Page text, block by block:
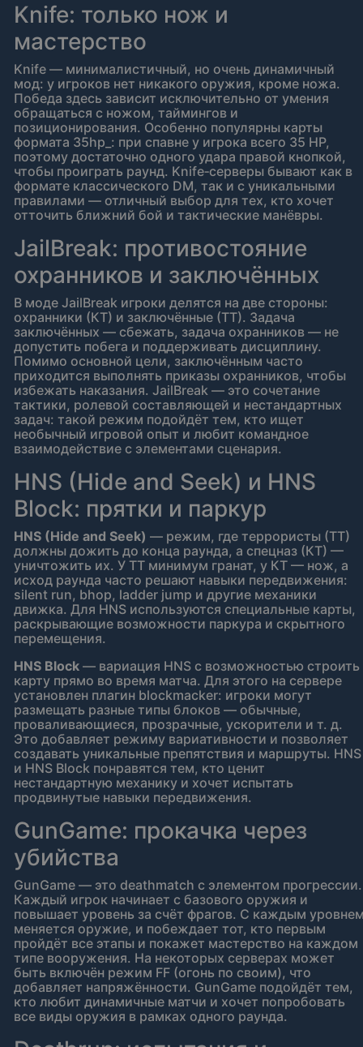
Knife: только нож и
мастерство
Knife — минималистичный, но очень динамичный
мод: у игроков нет никакого оружия, кроме ножа.
Победа здесь зависит исключительно от умения
обращаться с ножом, таймингов и
позиционирования. Особенно популярны карты
формата 35hp_: при спавне у игрока всего 35 HP,
поэтому достаточно одного удара правой кнопкой,
чтобы проиграть раунд. Knife‑серверы бывают как в
формате классического DM, так и с уникальными
правилами — отличный выбор для тех, кто хочет
отточить ближний бой и тактические манёвры.
JailBreak: противостояние
охранников и заключённых
В моде JailBreak игроки делятся на две стороны:
охранники (КТ) и заключённые (ТТ). Задача
заключённых — сбежать, задача охранников — не
допустить побега и поддерживать дисциплину.
Помимо основной цели, заключённым часто
приходится выполнять приказы охранников, чтобы
избежать наказания. JailBreak — это сочетание
тактики, ролевой составляющей и нестандартных
задач: такой режим подойдёт тем, кто ищет
необычный игровой опыт и любит командное
взаимодействие с элементами сценария.
HNS (Hide and Seek) и HNS
Block: прятки и паркур
HNS (Hide and Seek) — режим, где террористы (ТТ)
должны дожить до конца раунда, а спецназ (КТ) —
уничтожить их. У ТТ минимум гранат, у КТ — нож, а
исход раунда часто решают навыки передвижения:
silent run, bhop, ladder jump и другие механики
движка. Для HNS используются специальные карты,
раскрывающие возможности паркура и скрытного
перемещения.
HNS Block — вариация HNS с возможностью строить
карту прямо во время матча. Для этого на сервере
установлен плагин blockmacker: игроки могут
размещать разные типы блоков — обычные,
проваливающиеся, прозрачные, ускорители и т. д.
Это добавляет режиму вариативности и позволяет
создавать уникальные препятствия и маршруты. HNS
и HNS Block понравятся тем, кто ценит
нестандартную механику и хочет испытать
продвинутые навыки передвижения.
GunGame: прокачка через
убийства
GunGame — это deathmatch с элементом прогрессии.
Каждый игрок начинает с базового оружия и
повышает уровень за счёт фрагов. С каждым
меняется оружие, и побеждает тот, кто первым
пройдёт все этапы и покажет мастерство на каждом
типе вооружения. На некоторых серверах может
быть включён режим FF (огонь по своим), что
добавляет напряжённости. GunGame подойдёт тем,
кто любит динамичные матчи и хочет попробовать
все виды оружия в рамках одного раунда.